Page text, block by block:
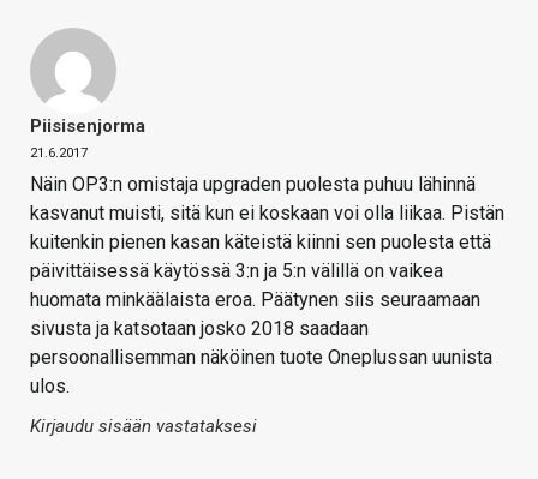
Piisisenjorma
21.6.2017
Näin OP3:n omistaja upgraden puolesta puhuu lähinnä
kasvanut muisti, sitä kun ei koskaan voi olla liikaa. Pistän
kuitenkin pienen kasan käteistä kiinni sen puolesta että
päivittäisessä käytössä 3:n ja 5:n välillä on vaikea
huomata minkäälaista eroa. Päätynen siis seuraamaan
sivusta ja katsotaan josko 2018 saadaan
persoonallisemman näköinen tuote Oneplussan uunista
ulos.
Kirjaudu sisään vastataksesi